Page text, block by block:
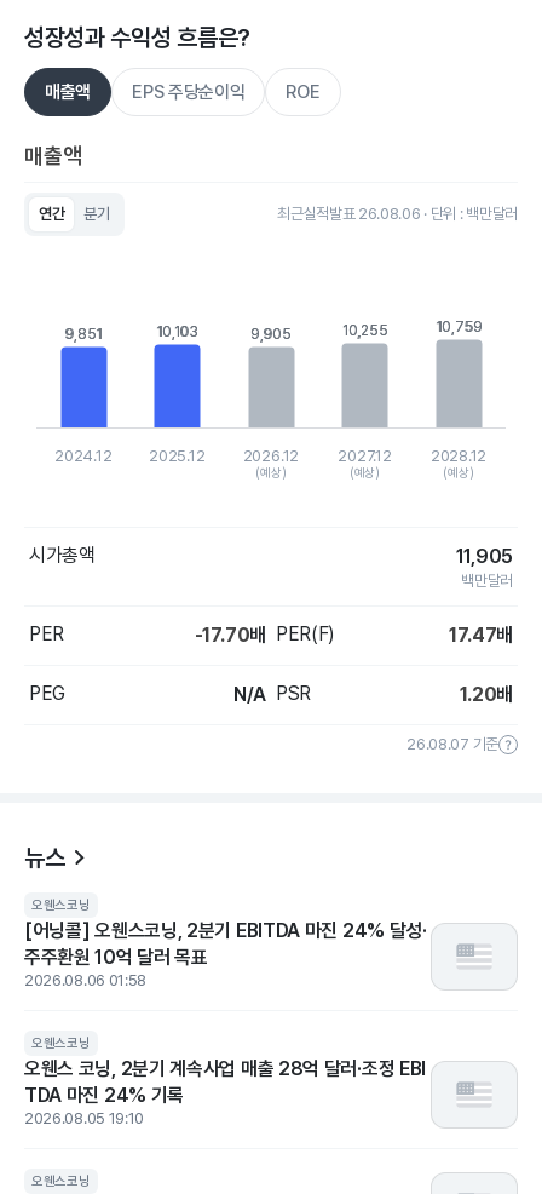
성장성과 수익성 흐름은?
매출액 EPS 주당순이익 ROE
매출액
연간 분기 최근실적발표 26.08.06 · 단위 : 백만달러
The chart has 1 Y axis displaying values. Data ranges from
9,851
9,851 10,103
10,103 9,905
9,905 10,255
10,255 10,759
10,759
2024.12 2025.12 2026.12
(예상)
2027.12
(예상)
2028.12
(예상)
시가총액 11,905
백만달러
PER -17.70배 PER(F) 17.47배
PEG N/A PSR 1.20배
26.08.07 기준
뉴스
오웬스코닝
[어닝콜] 오웬스코닝, 2분기 EBITDA 마진 24% 달성·
주주환원 10억 달러 목표
2026.08.06 01:58
오웬스코닝
오웬스 코닝, 2분기 계속사업 매출 28억 달러·조정 EBI
TDA 마진 24% 기록
2026.08.05 19:10
오웬스코닝